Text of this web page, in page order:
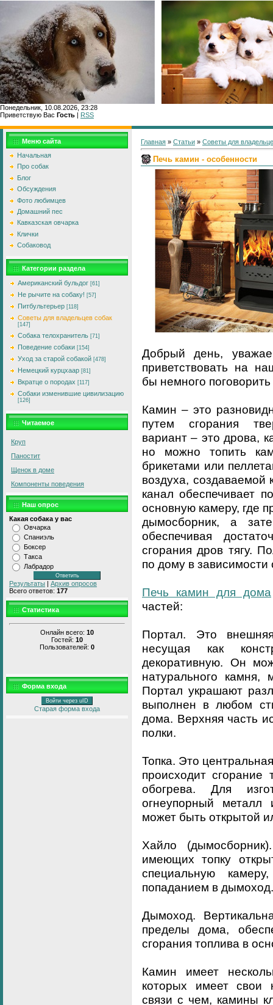
Понедельник, 10.08.2026, 23:28
Приветствую Вас Гость | RSS
Меню сайта
Начальная
Про собак
Блог
Обсуждения
Фото любимцев
Домашний пес
Кавказская овчарка
Клички
Собаковод
Категории раздела
Американский бульдог [61]
Не рычите на собаку! [57]
Питбультерьер [118]
Советы для владельцев собак
[147]
Собака телохранитель [71]
Поведение собаки [154]
Уход за старой собакой [478]
Немецкий курцхаар [81]
Вкратце о породах [117]
Собаки изменившие цивилизацию
[126]
Читаемое
Круп
Паностит
Щенок в доме
Компоненты поведения
Наш опрос
Какая собака у вас
Овчарка
Спаниэль
Боксер
Такса
Лабрадор
Результаты | Архив опросов
Всего ответов: 177
Статистика
Онлайн всего: 10
Гостей: 10
Пользователей: 0
Форма входа
Войти через uID
Старая форма входа
Главная » Статьи » Советы для
Печь камин - особенности
Добрый день,
приветствовать на
бы немного
Камин – это
путем сгорания
вариант – это дрова,
но можно топить
брикетами или
воздуха, создаваемой
канал обеспечивает
основную камеру, где
дымосборник, а
обеспечивая
сгорания дров тягу.
по дому в зависимости
Печь камин для дома
частей:
Портал. Это
несущая как
декоративную. Он
натурального камня,
Портал украшают
выполнен в любом
дома. Верхняя часть
полки.
Топка. Это
происходит
обогрева. Для
огнеупорный
может быть открытой
Хайло
имеющих топку
специальную
попаданием в дымоход.
Дымоход.
пределы дома,
сгорания топлива в
Камин имеет
которых имеет свои
связи с чем, камины